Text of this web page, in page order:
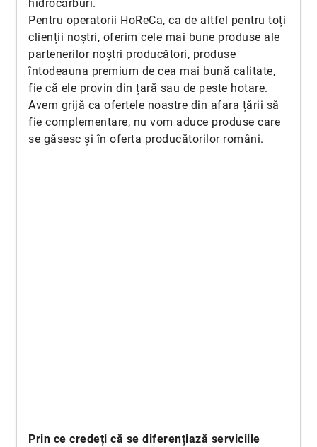
hidrocarburi.
Pentru operatorii HoReCa, ca de altfel pentru toți
clienții noștri, oferim cele mai bune produse ale
partenerilor noștri producători, produse
întodeauna premium de cea mai bună calitate,
fie că ele provin din țară sau de peste hotare.
Avem grijă ca ofertele noastre din afara țării să
fie complementare, nu vom aduce produse care
se găsesc și în oferta producătorilor români.
Prin ce credeți că se diferențiază serviciile